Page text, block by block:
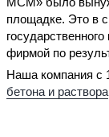
площадке. Это в
фирмой по
Наша компания с
бетона и раствора